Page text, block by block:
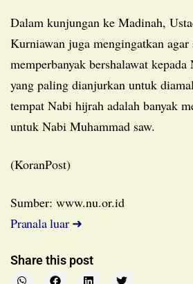
Dalam kunjungan ke Madinah, Ustadz Alhafiz
Kurniawan juga mengingatkan agar
memperbanyak bershalawat kepada
yang paling dianjurkan untuk
tempat Nabi hijrah adalah banyak
untuk Nabi Muhammad saw.
(KoranPost)
Sumber: www.nu.or.id
Pranala luar ➜
Share this post